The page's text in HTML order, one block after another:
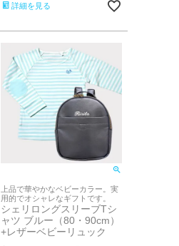
詳細を見る
上品で華やかなベビーカラー。実
用的でオシャレなギフトです。
シェリロングスリーブTシ
ャツ ブルー（80・90cm）
+レザーベビーリュック